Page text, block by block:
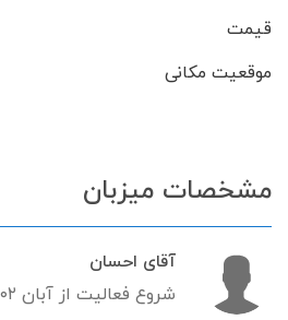
قیمت
موقعیت مکانی
مشخصات میزبان
آقای احسان
شروع فعالیت از آبان ۰۲